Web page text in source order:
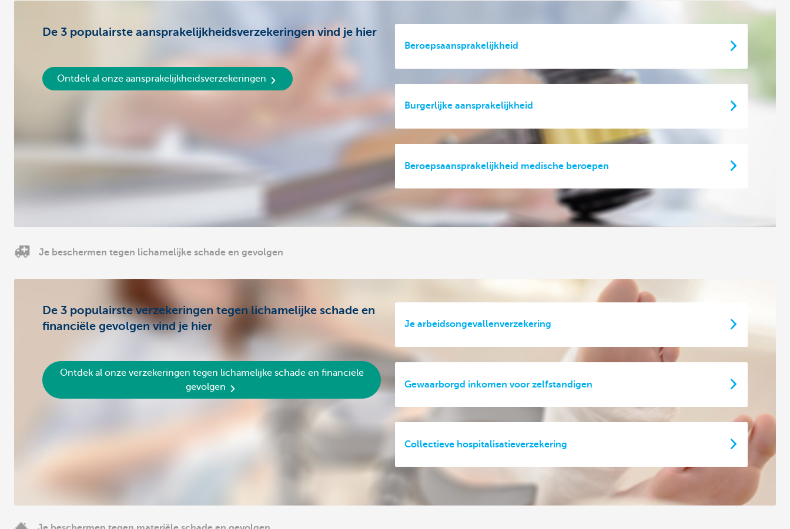
De 3 populairste aansprakelijkheidsverzekeringen vind je hier
Ontdek al onze aansprakelijkheidsverzekeringen
Beroepsaansprakelijkheid
Burgerlijke aansprakelijkheid
Beroepsaansprakelijkheid medische beroepen
Je beschermen tegen lichamelijke schade en gevolgen
De 3 populairste verzekeringen tegen lichamelijke schade en
financiële gevolgen vind je hier
Ontdek al onze verzekeringen tegen lichamelijke schade en financiële
gevolgen
Je arbeidsongevallenverzekering
Gewaarborgd inkomen voor zelfstandigen
Collectieve hospitalisatieverzekering